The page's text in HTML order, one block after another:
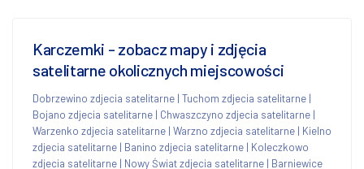
Karczemki - zobacz mapy i zdjęcia
satelitarne okolicznych miejscowości
Dobrzewino zdjecia satelitarne | Tuchom zdjecia satelitarne |
Bojano zdjecia satelitarne | Chwaszczyno zdjecia satelitarne |
Warzenko zdjecia satelitarne | Warzno zdjecia satelitarne | Kielno
zdjecia satelitarne | Banino zdjecia satelitarne | Koleczkowo
zdjecia satelitarne | Nowy Świat zdjecia satelitarne | Barniewice